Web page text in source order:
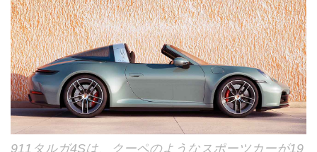
911タルガ4Sは、クーペのようなスポーツカーが19